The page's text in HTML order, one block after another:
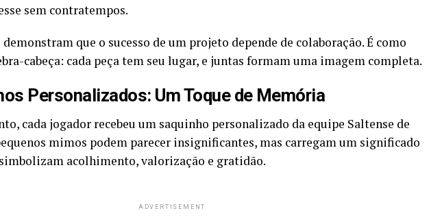
sem contratempos.
demonstram que o sucesso de um projeto depende de colaboração. É como
cabeça: cada peça tem seu lugar, e juntas formam uma imagem completa.
Personalizados: Um Toque de Memória
cada jogador recebeu um saquinho personalizado da equipe Saltense de
mimos podem parecer insignificantes, mas carregam um significado
acolhimento, valorização e gratidão.
ADVERTISEMENT